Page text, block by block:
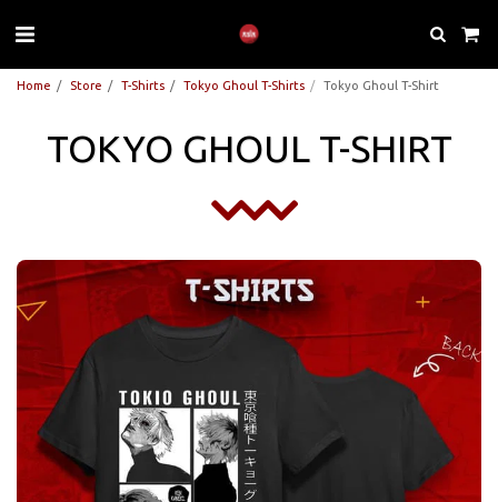
Home Store T-Shirts Tokyo Ghoul T-Shirts Tokyo Ghoul T-Shirt
TOKYO GHOUL T-SHIRT